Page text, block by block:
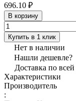
696.10 ₽
В корзину
Купить в 1 клик
Нет в наличии
Нашли дешевле?
Доставка по
Характеристики
Производитель
: